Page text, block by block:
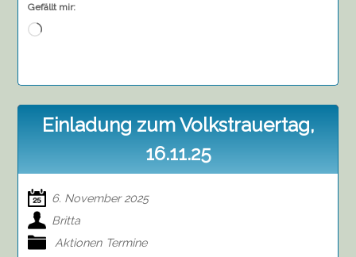
Gefällt mir:
Wird
Einladung zum Volkstrauertag,
16.11.25
6. November 2025
Britta
Aktionen Termine